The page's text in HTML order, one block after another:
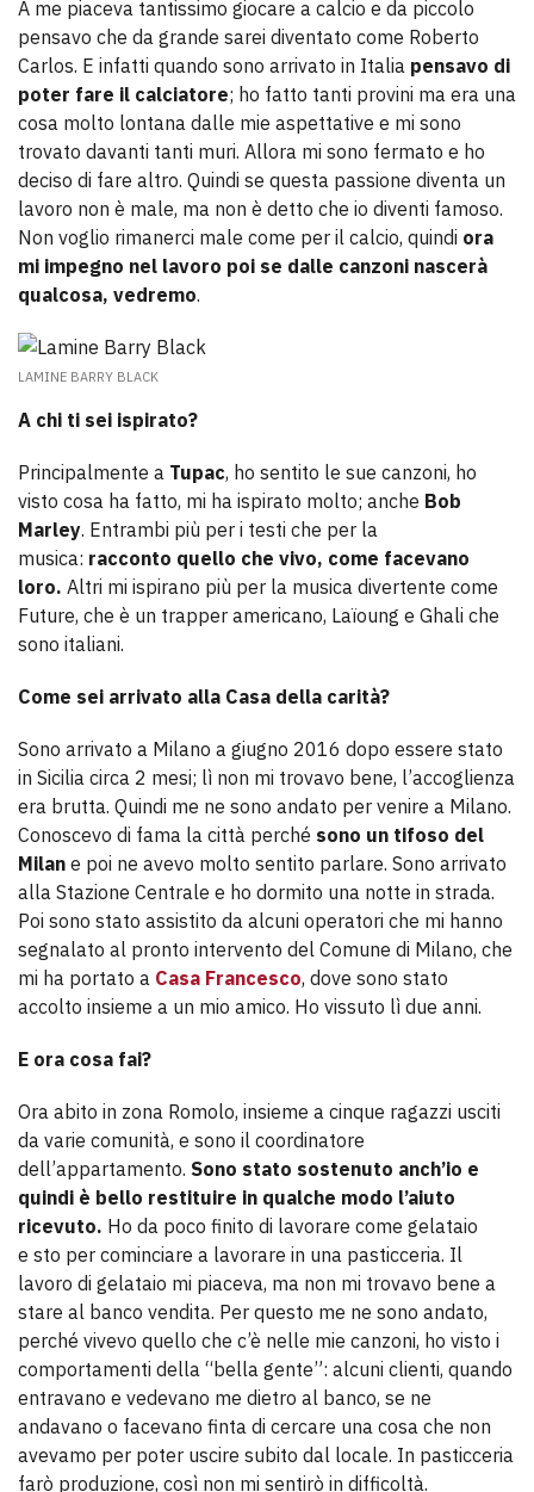
A me piaceva tantissimo giocare a calcio e da piccolo
pensavo che da grande sarei diventato come Roberto
Carlos. E infatti quando sono arrivato in Italia pensavo di
poter fare il calciatore; ho fatto tanti provini ma era una
cosa molto lontana dalle mie aspettative e mi sono
trovato davanti tanti muri. Allora mi sono fermato e ho
deciso di fare altro. Quindi se questa passione diventa un
lavoro non è male, ma non è detto che io diventi famoso.
Non voglio rimanerci male come per il calcio, quindi ora
mi impegno nel lavoro poi se dalle canzoni nascerà
qualcosa, vedremo.
LAMINE BARRY BLACK
A chi ti sei ispirato?
Principalmente a Tupac, ho sentito le sue canzoni, ho
visto cosa ha fatto, mi ha ispirato molto; anche Bob
Marley. Entrambi più per i testi che per la
musica: racconto quello che vivo, come facevano
loro. Altri mi ispirano più per la musica divertente come
Future, che è un trapper americano, Laïoung e Ghali che
sono italiani.
Come sei arrivato alla Casa della carità?
Sono arrivato a Milano a giugno 2016 dopo essere stato
in Sicilia circa 2 mesi; lì non mi trovavo bene, l’accoglienza
era brutta. Quindi me ne sono andato per venire a Milano.
Conoscevo di fama la città perché sono un tifoso del
Milan e poi ne avevo molto sentito parlare. Sono arrivato
alla Stazione Centrale e ho dormito una notte in strada.
Poi sono stato assistito da alcuni operatori che mi hanno
segnalato al pronto intervento del Comune di Milano, che
mi ha portato a Casa Francesco, dove sono stato
accolto insieme a un mio amico. Ho vissuto lì due anni.
E ora cosa fai?
Ora abito in zona Romolo, insieme a cinque ragazzi usciti
da varie comunità, e sono il coordinatore
dell’appartamento. Sono stato sostenuto anch’io e
quindi è bello restituire in qualche modo l’aiuto
ricevuto. Ho da poco finito di lavorare come gelataio
e sto per cominciare a lavorare in una pasticceria. Il
lavoro di gelataio mi piaceva, ma non mi trovavo bene a
stare al banco vendita. Per questo me ne sono andato,
perché vivevo quello che c’è nelle mie canzoni, ho visto i
comportamenti della “bella gente”: alcuni clienti, quando
entravano e vedevano me dietro al banco, se ne
andavano o facevano finta di cercare una cosa che non
avevamo per poter uscire subito dal locale. In pasticceria
farò produzione, così non mi sentirò in difficoltà.